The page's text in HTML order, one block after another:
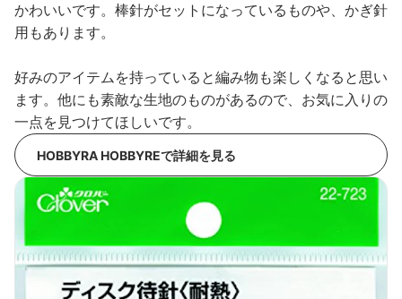
かわいいです。棒針がセットになっているものや、かぎ針
用もあります。
好みのアイテムを持っていると編み物も楽しくなると思い
ます。他にも素敵な生地のものがあるので、お気に入りの
一点を見つけてほしいです。
HOBBYRA HOBBYREで詳細を見る